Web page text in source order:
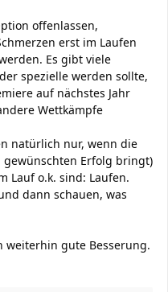
offenlassen,
erst im Laufen
Es gibt viele
spezielle werden sollte,
auf nächstes Jahr
Wettkämpfe
natürlich nur, wenn die
Erfolg bringt)
Lauf o.k. sind: Laufen.
dann schauen, was
weiterhin gute Besserung.